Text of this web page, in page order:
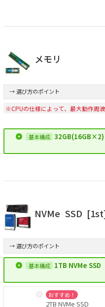
メモリ
→ 選び方のポイント
※CPUの仕様によって、最大動作周
32GB(16GB×2)
NVMe SSD
→ 選び方のポイント
1TB NVMe SSD
おすすめ！
2TB NVMe SSD